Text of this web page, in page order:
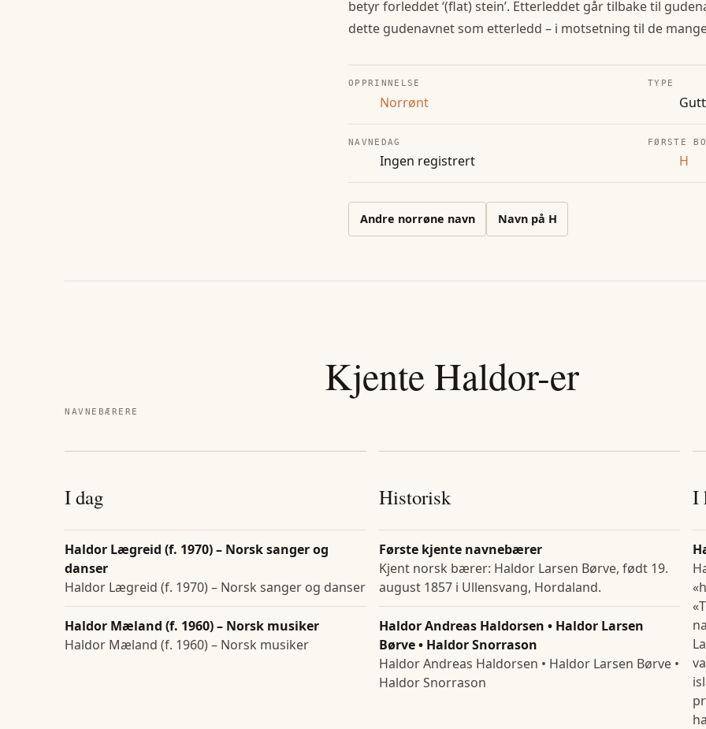
betyr forleddet ‘(flat) stein’. Etterleddet går tilbake til
dette gudenavnet som etterledd – i motsetning til de
OPPRINNELSE
Norrønt
TYPE
NAVNEDAG
Ingen registrert
FØRSTE
H
Andre norrøne navn Navn på H
NAVNEBÆRERE
Kjente Haldor-er
I dag
Haldor Lægreid (f. 1970) – Norsk sanger og
danser
Haldor Lægreid (f. 1970) – Norsk sanger og danser
Haldor Mæland (f. 1960) – Norsk musiker
Haldor Mæland (f. 1960) – Norsk musiker
Historisk
Første kjente navnebærer
Kjent norsk bærer: Haldor Larsen Børve, født 19.
august 1857 i Ullensvang, Hordaland.
Haldor Andreas Haldorsen • Haldor Larsen
Børve • Haldor Snorrason
Haldor Andreas Haldorsen • Haldor Larsen Børve •
Haldor Snorrason
I